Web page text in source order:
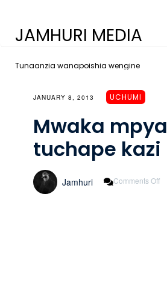
JAMHURI MEDIA
Tunaanzia wanapoishia wengine
JANUARY 8, 2013 UCHUMI
Mwaka mpya
tuchape kazi
Jamhuri Comments Off